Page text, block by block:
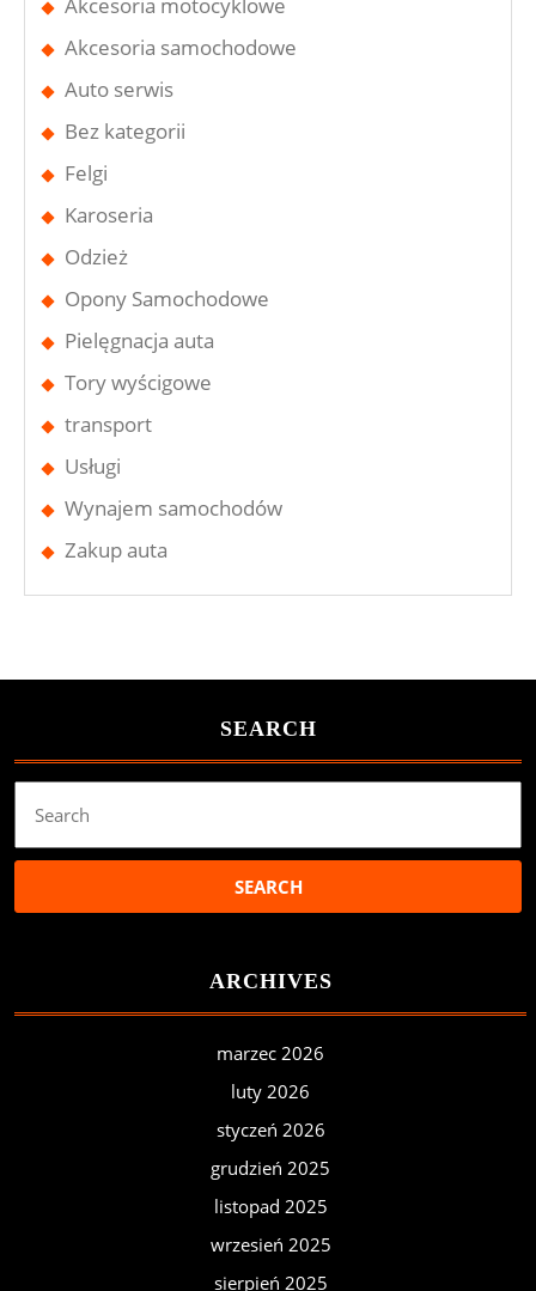
Akcesoria samochodowe
Auto serwis
Bez kategorii
Felgi
Karoseria
Odzież
Opony Samochodowe
Pielęgnacja auta
Tory wyścigowe
transport
Usługi
Wynajem samochodów
Zakup auta
SEARCH
for:
ARCHIVES
marzec 2026
luty 2026
styczeń 2026
grudzień 2025
listopad 2025
wrzesień 2025
sierpień 2025